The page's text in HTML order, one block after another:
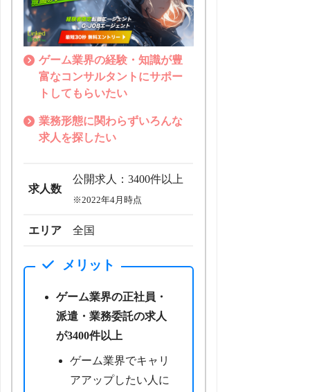
ゲーム業界の経験・知識が豊
富なコンサルタントにサポー
トしてもらいたい
業務形態に関わらずいろんな
求人を探したい
求人数
公開求人：3400件以上
※2022年4月時点
エリア 全国
メリット
ゲーム業界の正社員・
派遣・業務委託の求人
が3400件以上
ゲーム業界でキャリ
アアップしたい人に